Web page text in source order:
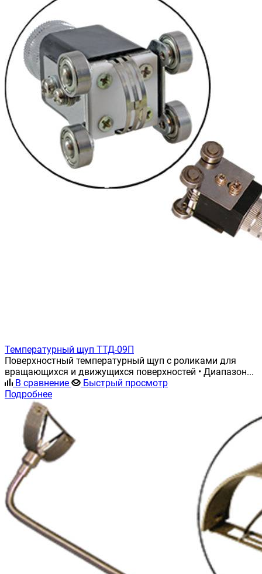
Температурный щуп ТТД-09П
Поверхностный температурный щуп с роликами для
вращающихся и движущихся поверхностей • Диапазон...
В сравнение
Быстрый просмотр
Подробнее